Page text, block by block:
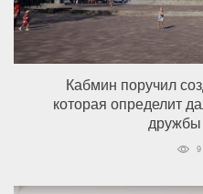
Кабмин поручил
которая определит
дружбы